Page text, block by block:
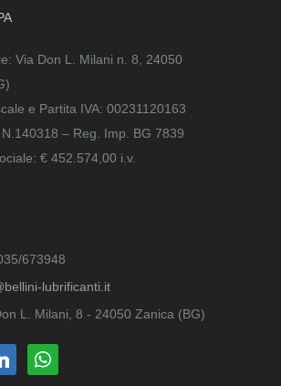
Via Don L. Milani n. 8, 24050
e Partita IVA: 00231120163
– Reg. Imp. BG 7839
€ 452.574,00 i.v.
673948
lubrificanti.it
L. Milani, 8 - 24050 Zanica (BG)
whatsapp